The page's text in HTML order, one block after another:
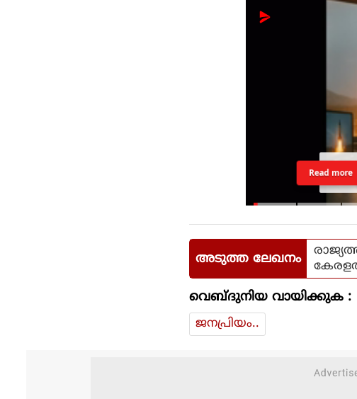
Read more
അടുത്ത ലേഖനം
വെബ്ദുനിയ വായിക്കുക :
ജനപ്രിയം..